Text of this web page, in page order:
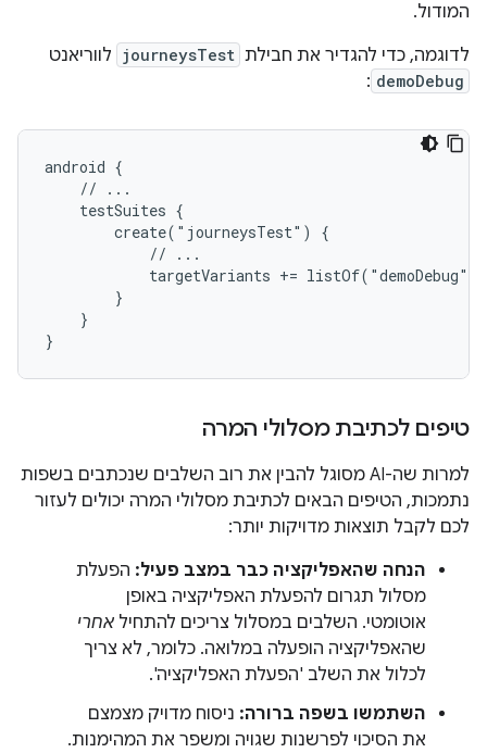
המודול.
לדוגמה, כדי להגדיר את חבילת journeysTest לווריאנט
demoDebug
:
android {
    // ...
    testSuites {
        create("journeysTest") {
            // ...
            targetVariants += listOf("demoDebug")
        }
    }
טיפים לכתיבת מסלולי המרה
למרות שה-AI מסוגל להבין את רוב השלבים שנכתבים בשפות
נתמכות, הטיפים הבאים לכתיבת מסלולי המרה יכולים לעזור
לכם לקבל תוצאות מדויקות יותר:
הנחה שהאפליקציה כבר במצב פעיל: הפעלת
מסלול תגרום להפעלת האפליקציה באופן
אוטומטי. השלבים במסלול צריכים להתחיל אחרי
שהאפליקציה הופעלה במלואה. כלומר, לא צריך
לכלול את השלב 'הפעלת האפליקציה'.
השתמשו בשפה ברורה: ניסוח מדויק מצמצם
את הסיכוי לפרשנות שגויה ומשפר את המהימנות.